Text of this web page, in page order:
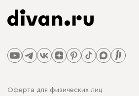
Оферта для физических лиц